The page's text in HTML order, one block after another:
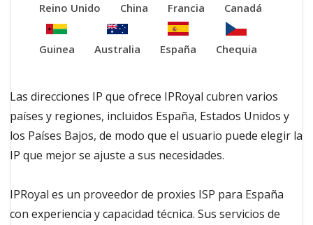
Reino Unido China Francia Canadá
Guinea Australia España Chequia
Las direcciones IP que ofrece IPRoyal cubren varios
países y regiones, incluidos España, Estados Unidos y
los Países Bajos, de modo que el usuario puede elegir la
IP que mejor se ajuste a sus necesidades.
IPRoyal es un proveedor de proxies ISP para España
con experiencia y capacidad técnica. Sus servicios de